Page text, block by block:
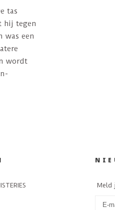
tas
hij tegen
was een
wordt
Meld